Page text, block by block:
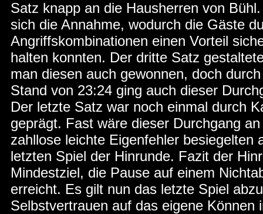
Satz knapp an die Hausherren von
sich die Annahme, wodurch die Gäste
Angriffskombinationen einen Vorteil
halten konnten. Der dritte Satz
man diesen auch gewonnen, doch
Stand von 23:24 ging auch dieser
Der letzte Satz war noch einmal durch
geprägt. Fast wäre dieser Durchgang
zahllose leichte Eigenfehler besiegelten
letzten Spiel der Hinrunde. Fazit der
Mindestziel, die Pause auf einem
erreicht. Es gilt nun das letzte Spiel
Selbstvertrauen auf das eigene